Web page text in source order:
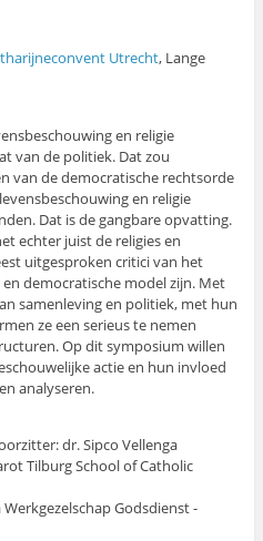
Utrecht, Lange
en religie
van de politiek. Dat zou
van de democratische rechtsorde
en religie
Dat is de gangbare opvatting.
echter juist de religies en
uitgesproken critici van het
democratische model zijn. Met
samenleving en politiek, met hun
ze een serieus te nemen
Op dit symposium willen
actie en hun invloed
analyseren.
dr. Sipco Vellenga
Tilburg School of Catholic
Godsdienst -